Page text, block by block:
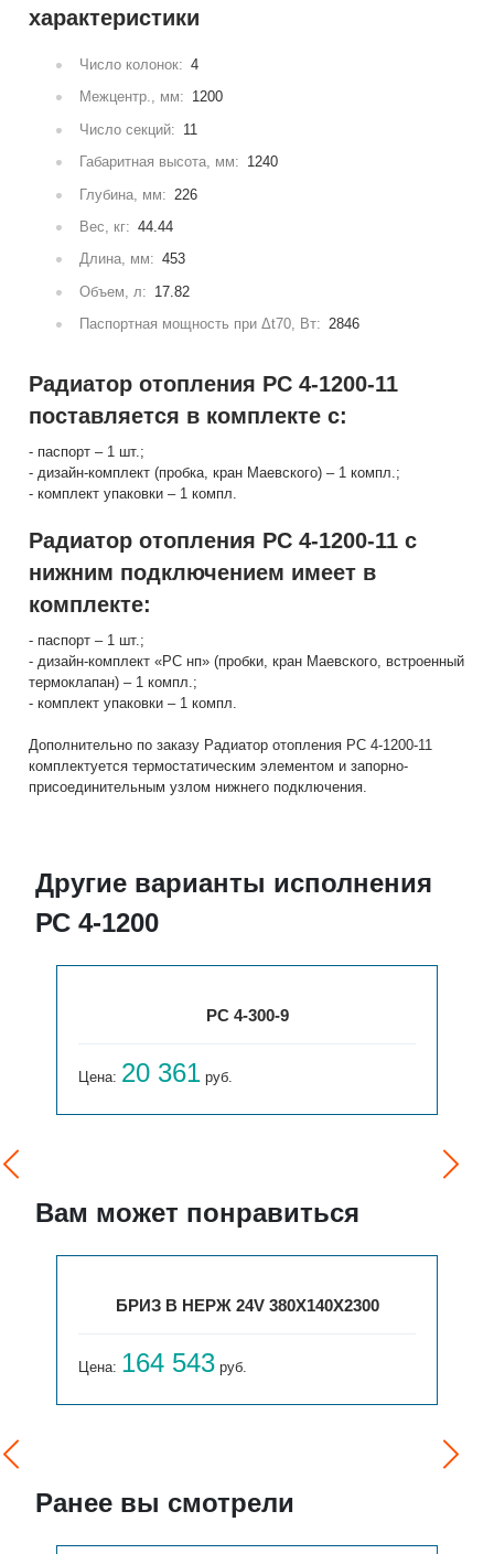
характеристики
Число колонок: 4
Межцентр., мм: 1200
Число секций: 11
Габаритная высота, мм: 1240
Глубина, мм: 226
Вес, кг: 44.44
Длина, мм: 453
Объем, л: 17.82
Паспортная мощность при Δt70, Вт: 2846
Радиатор отопления РС 4-1200-11
поставляется в комплекте с:
- паспорт – 1 шт.;
- дизайн-комплект (пробка, кран Маевского) – 1 компл.;
- комплект упаковки – 1 компл.
Радиатор отопления РС 4-1200-11 с
нижним подключением имеет в
комплекте:
- паспорт – 1 шт.;
- дизайн-комплект «РС нп» (пробки, кран Маевского, встроенный
термоклапан) – 1 компл.;
- комплект упаковки – 1 компл.
Дополнительно по заказу Радиатор отопления РС 4-1200-11
комплектуется термостатическим элементом и запорно-
присоединительным узлом нижнего подключения.
Другие варианты исполнения
РС 4-1200
РС 4-300-9
Цена: 20 361 руб.
Вам может понравиться
БРИЗ В НЕРЖ 24V 380X140X2300
Цена: 164 543 руб.
Ранее вы смотрели